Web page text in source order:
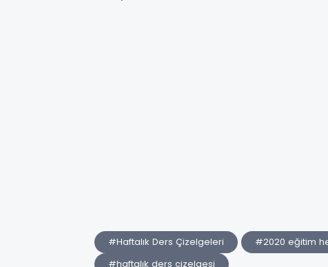
#Haftalık Ders Çizelgeleri #2020 eğitim
#haftalık ders çizelgesi